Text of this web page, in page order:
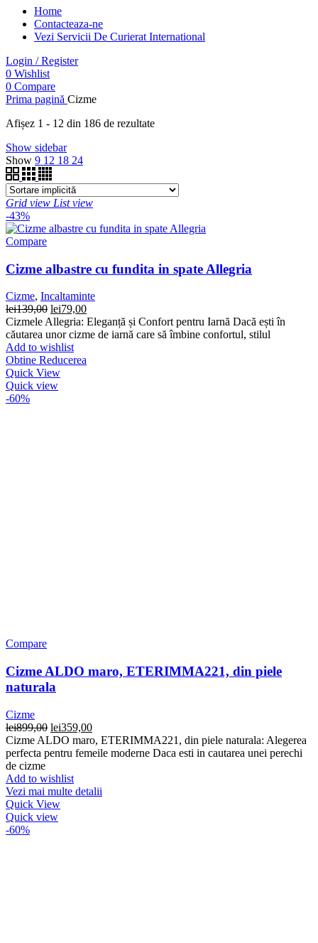
Home
Contacteaza-ne
Vezi Servicii De Curierat International
Login / Register
0 Wishlist
0 Compare
Prima pagină Cizme
Afișez 1 - 12 din 186 de rezultate
Show sidebar
Show 9 12 18 24
Grid view List view
-43%
Compare
Cizme albastre cu fundita in spate Allegria
Cizme, Incaltaminte
lei139,00 Prețul
inițial
a
fost:
lei139,00.
lei79,00Prețul
curent
este:
Cizmele Allegria: Eleganță și Confort pentru Iarnă Dacă ești în
căutarea unor cizme de iarnă care să îmbine confortul, stilul
Add to wishlist
Obtine Reducerea
Quick View
Quick view
-60%
Compare
Cizme ALDO maro, ETERIMMA221, din piele
naturala
Cizme
lei899,00 Prețul
inițial
a
lei899,00.
lei359,00Prețul
curent
este:
Cizme ALDO maro, ETERIMMA221, din piele naturala: Alegerea
perfecta pentru femeile moderne Daca esti in cautarea unei perechi
de cizme
Add to wishlist
Vezi mai multe detalii
Quick View
Quick view
-60%